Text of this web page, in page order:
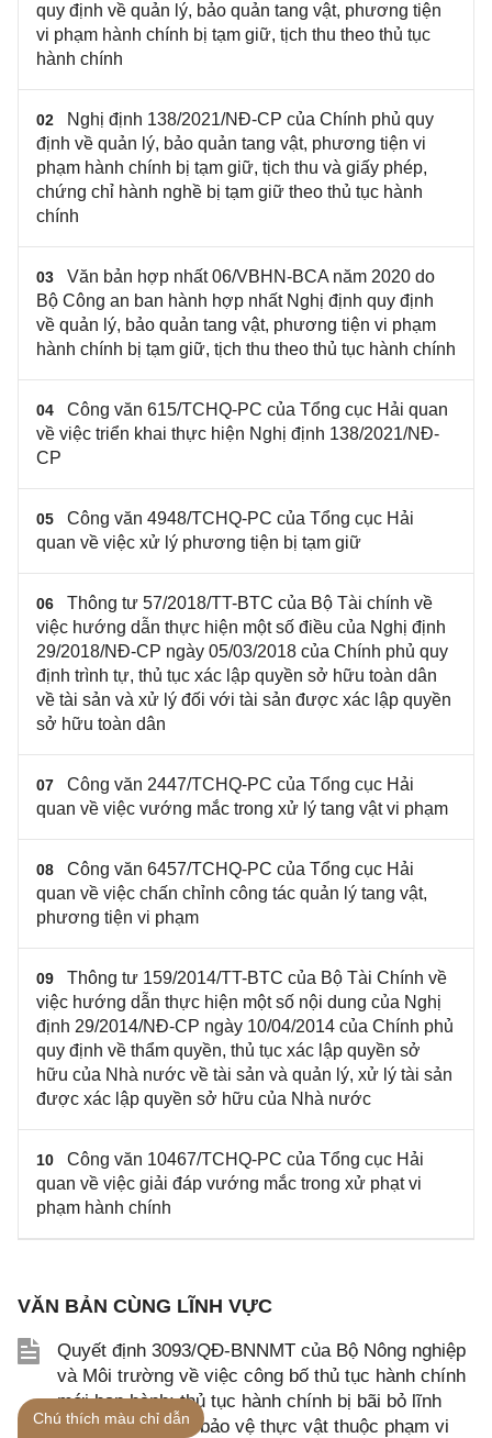
quy định về quản lý, bảo quản tang vật, phương tiện
vi phạm hành chính bị tạm giữ, tịch thu theo thủ tục
hành chính
02
Nghị định 138/2021/NĐ-CP của Chính phủ quy
định về quản lý, bảo quản tang vật, phương tiện vi
phạm hành chính bị tạm giữ, tịch thu và giấy phép,
chứng chỉ hành nghề bị tạm giữ theo thủ tục hành
chính
03
Văn bản hợp nhất 06/VBHN-BCA năm 2020 do
Bộ Công an ban hành hợp nhất Nghị định quy định
về quản lý, bảo quản tang vật, phương tiện vi phạm
hành chính bị tạm giữ, tịch thu theo thủ tục hành chính
04
Công văn 615/TCHQ-PC của Tổng cục Hải quan
về việc triển khai thực hiện Nghị định 138/2021/NĐ-
CP
05
Công văn 4948/TCHQ-PC của Tổng cục Hải
quan về việc xử lý phương tiện bị tạm giữ
06
Thông tư 57/2018/TT-BTC của Bộ Tài chính về
việc hướng dẫn thực hiện một số điều của Nghị định
29/2018/NĐ-CP ngày 05/03/2018 của Chính phủ quy
định trình tự, thủ tục xác lập quyền sở hữu toàn dân
về tài sản và xử lý đối với tài sản được xác lập quyền
sở hữu toàn dân
07
Công văn 2447/TCHQ-PC của Tổng cục Hải
quan về việc vướng mắc trong xử lý tang vật vi phạm
08
Công văn 6457/TCHQ-PC của Tổng cục Hải
quan về việc chấn chỉnh công tác quản lý tang vật,
phương tiện vi phạm
09
Thông tư 159/2014/TT-BTC của Bộ Tài Chính về
việc hướng dẫn thực hiện một số nội dung của Nghị
định 29/2014/NĐ-CP ngày 10/04/2014 của Chính phủ
quy định về thẩm quyền, thủ tục xác lập quyền sở
hữu của Nhà nước về tài sản và quản lý, xử lý tài sản
được xác lập quyền sở hữu của Nhà nước
10
Công văn 10467/TCHQ-PC của Tổng cục Hải
quan về việc giải đáp vướng mắc trong xử phạt vi
phạm hành chính
VĂN BẢN CÙNG LĨNH VỰC
Quyết định 3093/QĐ-BNNMT của Bộ Nông nghiệp
và Môi trường về việc công bố thủ tục hành chính
mới ban hành; thủ tục hành chính bị bãi bỏ lĩnh
vực trồng trọt và bảo vệ thực vật thuộc phạm vi
Chú thích màu chỉ dẫn